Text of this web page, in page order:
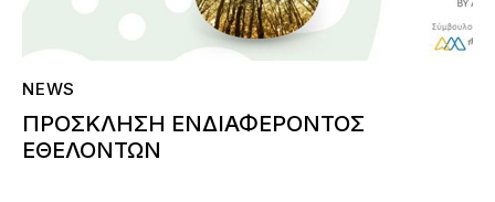
NEWS
ΠΡΟΣΚΛΗΣΗ ΕΝΔΙΑΦΕΡΟΝΤΟΣ
ΕΘΕΛΟΝΤΩΝ